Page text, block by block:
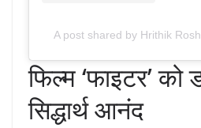
A post shared by Hrithik
फिल्म ‘फाइटर’
सिद्धार्थ आनंद